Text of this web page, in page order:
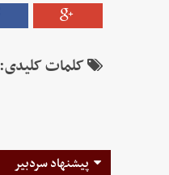
کلمات کلیدی:
پیشنهاد سردبیر